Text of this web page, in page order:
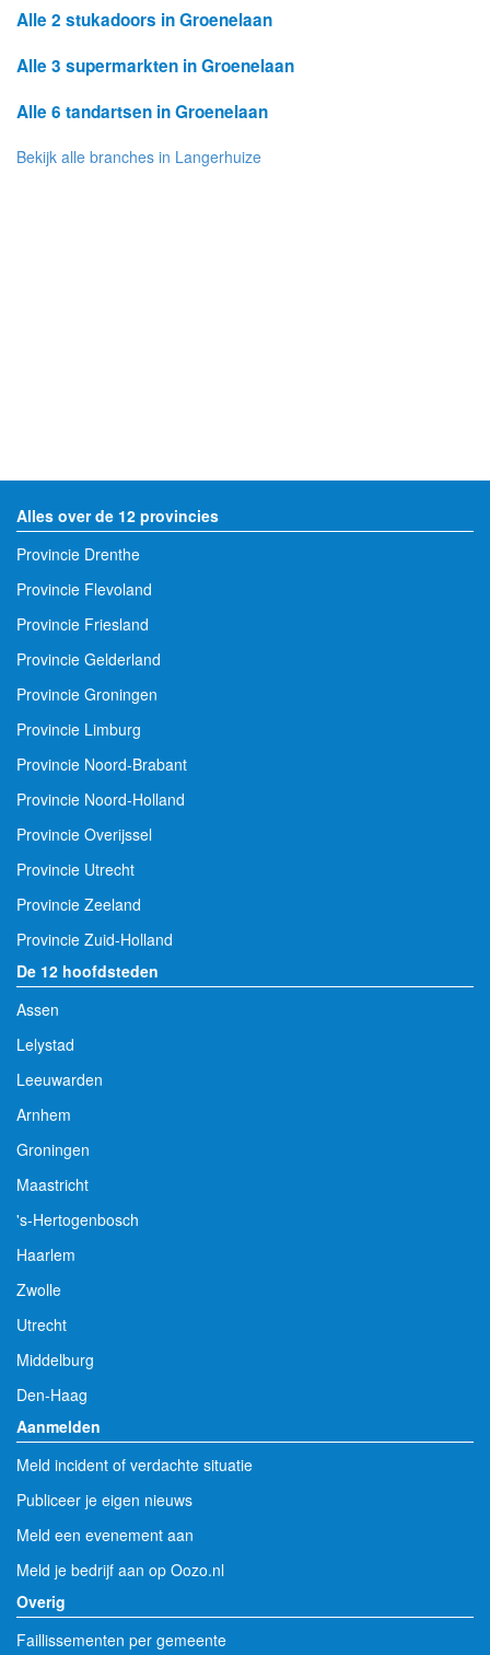
Alle 2 stukadoors in Groenelaan
Alle 3 supermarkten in Groenelaan
Alle 6 tandartsen in Groenelaan
Bekijk alle branches in Langerhuize
Alles over de 12 provincies
Provincie Drenthe
Provincie Flevoland
Provincie Friesland
Provincie Gelderland
Provincie Groningen
Provincie Limburg
Provincie Noord-Brabant
Provincie Noord-Holland
Provincie Overijssel
Provincie Utrecht
Provincie Zeeland
Provincie Zuid-Holland
De 12 hoofdsteden
Assen
Lelystad
Leeuwarden
Arnhem
Groningen
Maastricht
's-Hertogenbosch
Haarlem
Zwolle
Utrecht
Middelburg
Den-Haag
Aanmelden
Meld incident of verdachte situatie
Publiceer je eigen nieuws
Meld een evenement aan
Meld je bedrijf aan op Oozo.nl
Overig
Faillissementen per gemeente